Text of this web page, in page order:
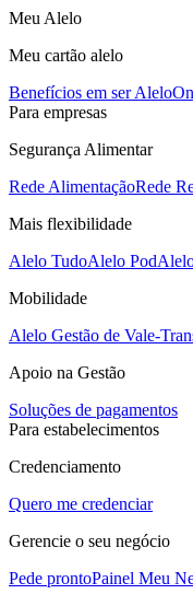
Meu Alelo
Meu cartão alelo
Benefícios em ser Alelo
Para empresas
Segurança Alimentar
Rede AlimentaçãoRede
Mais flexibilidade
Alelo TudoAlelo Pod
Mobilidade
Alelo Gestão de Vale-
Apoio na Gestão
Soluções de pagamentos
Para estabelecimentos
Credenciamento
Quero me credenciar
Gerencie o seu negócio
Pede prontoPainel Meu